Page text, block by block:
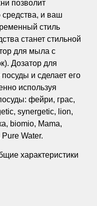
позволит
и ваш
стиль
станет стильной
для мыла с
Дозатор для
и сделает его
используя
фейри, грас,
synergetic, lion,
biomio, Mama,
Water.
характеристики